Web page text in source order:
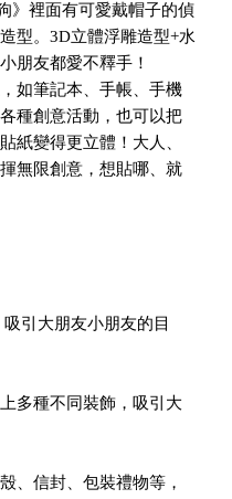
》裡面有可愛戴帽子的偵
型。3D立體浮雕造型+水
朋友都愛不釋手！
如筆記本、手帳、手機
種創意活動，也可以把
紙變得更立體！大人、
無限創意，想貼哪、就
引大朋友小朋友的目
多種不同裝飾，吸引大
、信封、包裝禮物等，